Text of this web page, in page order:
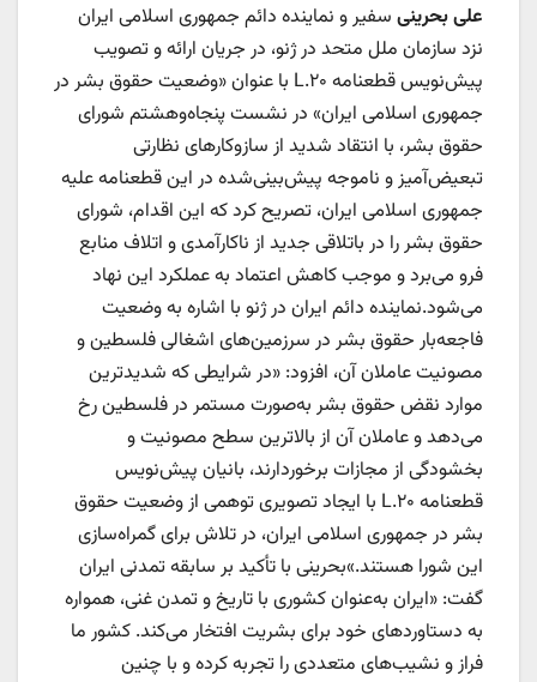
علی بحرینی سفیر و نماینده دائم جمهوری اسلامی ایران
نزد سازمان ملل متحد در ژنو، در جریان ارائه و تصویب
پیش‌نویس قطعنامه L.۲۰ با عنوان «وضعیت حقوق بشر در
جمهوری اسلامی ایران» در نشست پنجاه‌وهشتم شورای
حقوق بشر، با انتقاد شدید از سازوکارهای نظارتی
تبعیض‌آمیز و ناموجه پیش‌بینی‌شده در این قطعنامه علیه
جمهوری اسلامی ایران، تصریح کرد که این اقدام، شورای
حقوق بشر را در باتلاقی جدید از ناکارآمدی و اتلاف منابع
فرو می‌برد و موجب کاهش اعتماد به عملکرد این نهاد
می‌شود.نماینده دائم ایران در ژنو با اشاره به وضعیت
فاجعه‌بار حقوق بشر در سرزمین‌های اشغالی فلسطین و
مصونیت عاملان آن، افزود: «در شرایطی که شدیدترین
موارد نقض حقوق بشر به‌صورت مستمر در فلسطین رخ
می‌دهد و عاملان آن از بالاترین سطح مصونیت و
بخشودگی از مجازات برخوردارند، بانیان پیش‌نویس
قطعنامه L.۲۰ با ایجاد تصویری توهمی از وضعیت حقوق
بشر در جمهوری اسلامی ایران، در تلاش برای گمراه‌سازی
این شورا هستند.»بحرینی با تأکید بر سابقه تمدنی ایران
گفت: «ایران به‌عنوان کشوری با تاریخ و تمدن غنی، همواره
به دستاوردهای خود برای بشریت افتخار می‌کند. کشور ما
فراز و نشیب‌های متعددی را تجربه کرده و با چنین